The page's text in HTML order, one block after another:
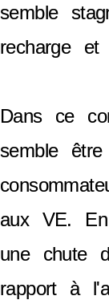
semble
recharge
Dans ce
semble
aux VE.
une chute
rapport à